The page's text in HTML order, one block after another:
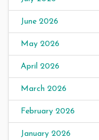
June 2026
May 2026
April 2026
March 2026
February 2026
January 2026